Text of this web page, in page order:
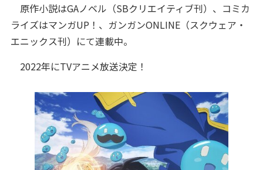
原作小説はGAノベル（SBクリエイティブ刊）、コミカ
ライズはマンガUP！、ガンガンONLINE（スクウェア・
エニックス刊）にて連載中。
2022年にTVアニメ放送決定！